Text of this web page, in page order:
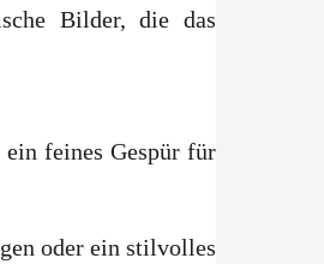
Bilder, die das
feines Gespür für
oder ein stilvolles